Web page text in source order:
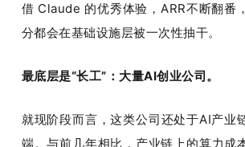
借 Claude 的优秀体验，ARR不断翻番
分都会在基础设施层被一次性抽干。
最底层是“长工”：大量AI创业公司。
就现阶段而言，这类公司还处于AI产业
端。与前几年相比，产业链上的算力成